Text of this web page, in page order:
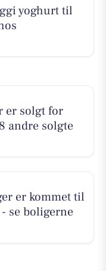
yoghurt til
er solgt for
andre solgte
er kommet til
se boligerne